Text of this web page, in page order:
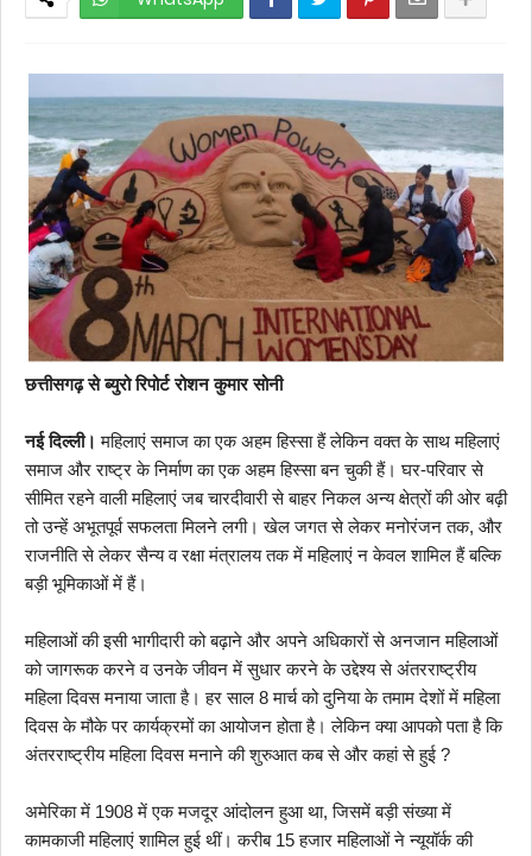
छत्तीसगढ़ से ब्युरो रिपोर्ट रोशन कुमार सोनी
नई दिल्ली। महिलाएं समाज का एक अहम हिस्सा हैं लेकिन वक्त के साथ महिलाएं
समाज और राष्ट्र के निर्माण का एक अहम हिस्सा बन चुकी हैं। घर-परिवार से
सीमित रहने वाली महिलाएं जब चारदीवारी से बाहर निकल अन्य क्षेत्रों की ओर बढ़ी
तो उन्हें अभूतपूर्व सफलता मिलने लगी। खेल जगत से लेकर मनोरंजन तक, और
राजनीति से लेकर सैन्य व रक्षा मंत्रालय तक में महिलाएं न केवल शामिल हैं बल्कि
बड़ी भूमिकाओं में हैं।
महिलाओं की इसी भागीदारी को बढ़ाने और अपने अधिकारों से अनजान महिलाओं
को जागरूक करने व उनके जीवन में सुधार करने के उद्देश्य से अंतरराष्ट्रीय
महिला दिवस मनाया जाता है। हर साल 8 मार्च को दुनिया के तमाम देशों में महिला
दिवस के मौके पर कार्यक्रमों का आयोजन होता है। लेकिन क्या आपको पता है कि
अंतरराष्ट्रीय महिला दिवस मनाने की शुरुआत कब से और कहां से हुई ?
अमेरिका में 1908 में एक मजदूर आंदोलन हुआ था, जिसमें बड़ी संख्या में
कामकाजी महिलाएं शामिल हुई थीं। करीब 15 हजार महिलाओं ने न्यूयॉर्क की